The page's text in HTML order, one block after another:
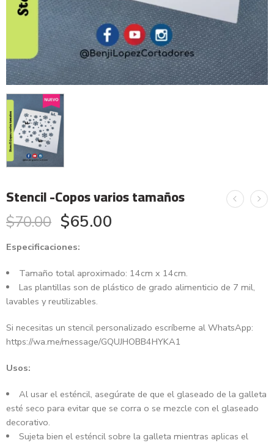
Stencil -Copos varios tamaños
$70.00 $65.00
Especificaciones:
Tamaño total aproximado: 14cm x 14cm.
Las plantillas son de plástico de grado alimenticio de 7 mil,
lavables y reutilizables.
Si necesitas un stencil personalizado escríbeme al WhatsApp:
https://wa.me/message/GQUJHOBB4HYKA1
Usos:
Al usar el esténcil, asegúrate de que el glaseado de la galleta
esté seco para evitar que se corra o se mezcle con el glaseado
decorativo.
Sujeta bien el esténcil sobre la galleta mientras aplicas el